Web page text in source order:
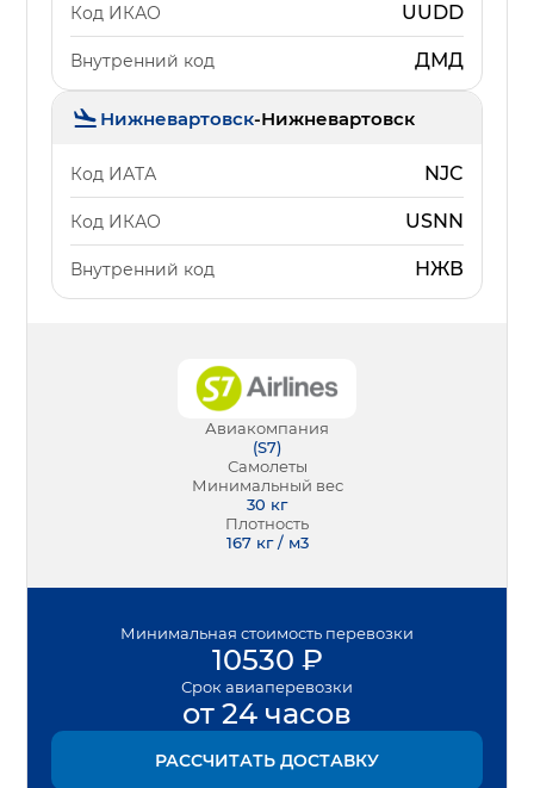
Код ИКАО UUDD
Внутренний код ДМД
Нижневартовск-Нижневартовск
Код ИАТА NJC
Код ИКАО USNN
Внутренний код НЖВ
Авиакомпания
(S7)
Самолеты
Минимальный вес
30 кг
Плотность
167 кг / м3
Минимальная стоимость перевозки
10530 ₽
Срок авиаперевозки
от 24 часов
РАССЧИТАТЬ ДОСТАВКУ